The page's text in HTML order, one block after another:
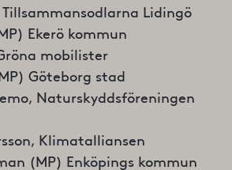
Lidingö
Ekerö kommun
mobilister
Göteborg stad
Naturskyddsföreningen
Klimatalliansen
(MP) Enköpings kommun